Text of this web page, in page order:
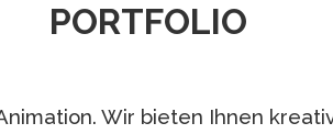
PORTFOLIO
Wir bieten Ihnen